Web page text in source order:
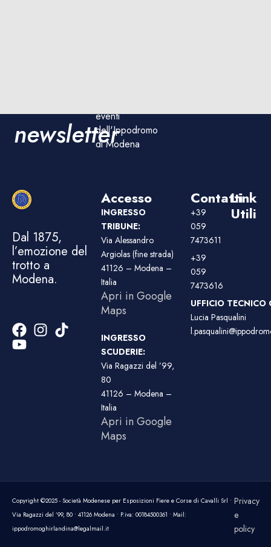
newsletter
eventi
dell'Ippodromo
di Modena
Dal 1875,
l’emozione del
trotto a
Modena.
Accesso
INGRESSO
TRIBUNE:
Via Alessandro
Argiolas (fine strada)
41126 – Modena –
Italia
Apri in Google
Maps
INGRESSO
SCUDERIE:
Via Ragazzi del ’99,
80
41126 – Modena –
Italia
Apri in Google
Maps
Contatti
+39
059
7473611
+39
059
7473616
UFFICIO TECNICO
Lucia Pasqualini
Link
Utili
Copyright ©2025 - Società Modenese per Esposizioni Fiere e Corse di Cavalli Srl •
Via Ragazzi del ’99, 80 • 41126 Modena • P.iva: 00184500361 • Mail:
ippodromoghirlandina@legalmail.it
Privacy
e
policy